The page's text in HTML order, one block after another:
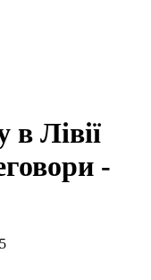
Лівії
-